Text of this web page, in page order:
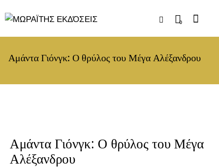
0
Αμάντα Γιόνγκ: Ο θρύλος του Μέγα Αλέξανδρου
Αμάντα Γιόνγκ: Ο θρύλος του Μέγα
Αλέξανδρου